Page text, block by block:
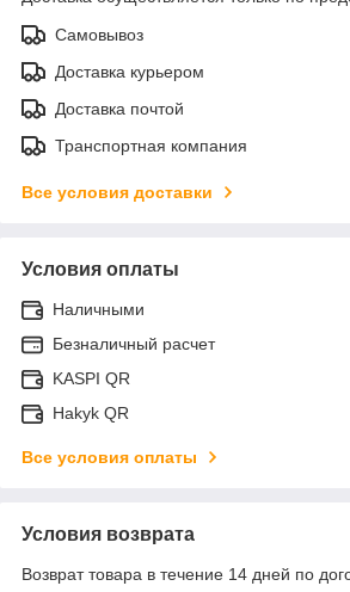
Самовывоз
Доставка курьером
Доставка почтой
Транспортная компания
Все условия доставки
Условия оплаты
Наличными
Безналичный расчет
KASPI QR
Hakyk QR
Все условия оплаты
Условия возврата
Возврат товара в течение 14 дней по